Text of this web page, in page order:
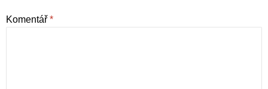
Komentář *